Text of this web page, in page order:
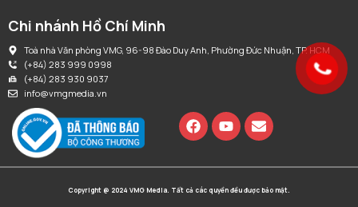
Chi nhánh Hồ Chí Minh
Toà nhà Văn phòng VMG, 96-98 Đào Duy Anh, Phường Đức Nhuận, TP. HCM
(+84) 283 999 0998
(+84) 283 930 9037
info@vmgmedia.vn
Copyright @ 2024 VMG Media. Tất cả các quyền đều được bảo mật.